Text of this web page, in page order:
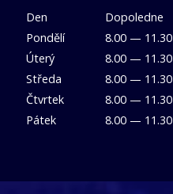
Den Dopoledne
Pondělí
8.00 — 11.30
Úterý
8.00 — 11.30
Středa
8.00 — 11.30
Čtvrtek
8.00 — 11.30
Pátek
8.00 — 11.30